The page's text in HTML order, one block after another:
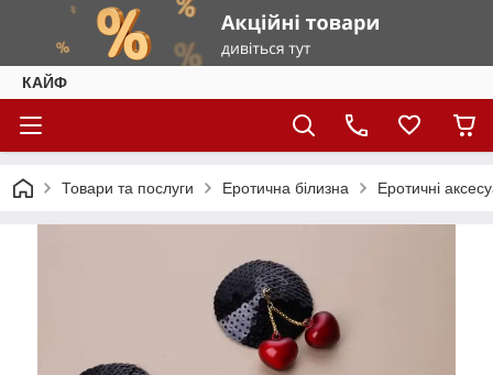
КАЙФ
Товари та послуги Еротична білизна Еротичні